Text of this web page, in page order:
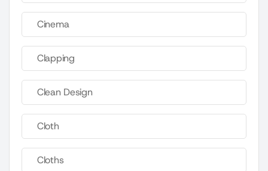
Cinema
Clapping
Clean Design
Cloth
Cloths